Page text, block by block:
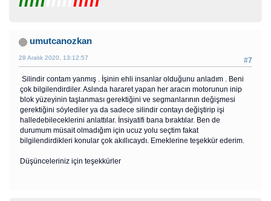
umutcanozkan
#7
28 Aralık 2020, 13:12:57
Silindir contam yanmış . İşinin ehli insanlar olduğunu anladım . Beni
çok bilgilendirdiler. Aslında hararet yapan her aracın motorunun inip
blok yüzeyinin taşlanması gerektiğini ve segmanlarının değişmesi
gerektiğini söylediler ya da sadece silindir contayı değiştirip işi
halledebileceklerini anlattılar. İnsiyatifi bana bıraktılar. Ben de
durumum müsait olmadığım için ucuz yolu seçtim fakat
bilgilendirdikleri konular çok akıllıcaydı. Emeklerine teşekkür ederim.
Düşünceleriniz için teşekkürler